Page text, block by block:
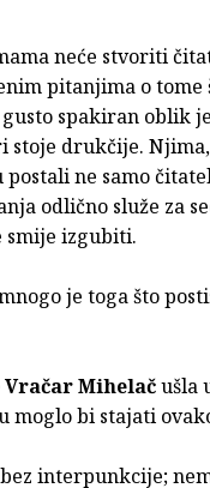
neće stvoriti
pitanjima o
spakiran oblik
stoje drukčije.
ne samo
odlično služe za
smije izgubiti.
je toga što
Vračar Mihelačušla
moglo bi stajati
interpunkcije;